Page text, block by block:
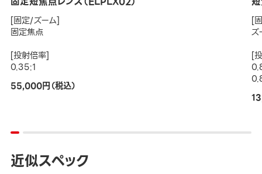
[固定/ズーム]
固定焦点
[投射倍率]
0.35:1
55,000円（税込）
[
ズ
[
近似スペック